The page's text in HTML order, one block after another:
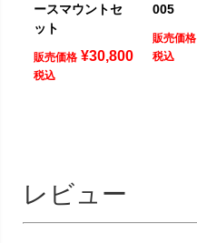
ースマウントセ
ット
販売価格 ¥30,800
税込
005
販売価格
税込
レビュー